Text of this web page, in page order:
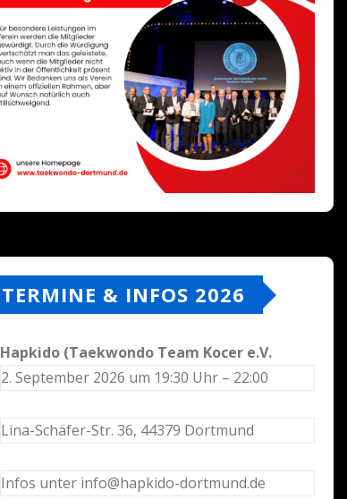
TERMINE & INFOS 2026
Hapkido (Taekwondo Team Kocer e.V.
2. September 2026 um 19:30 Uhr – 22:00
Lina-Schäfer-Str. 36, 44379 Dortmund
Infos unter info@hapkido-dortmund.de